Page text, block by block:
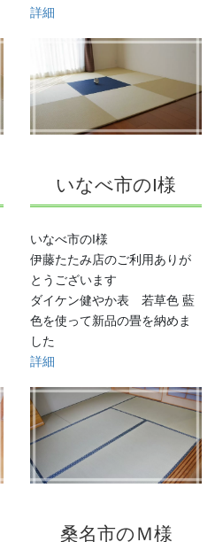
詳細
いなべ市のI様
いなべ市のI様
伊藤たたみ店のご利用ありが
とうございます
ダイケン健やか表 若草色 藍
色を使って新品の畳を納めま
した
詳細
桑名市のＭ様